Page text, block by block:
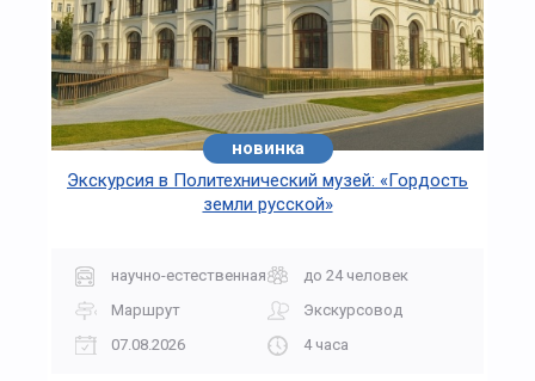
новинка
Экскурсия в Политехнический музей: «Гордость
земли русской»
научно-естественная
до 24 человек
Маршрут
Экскурсовод
07.08.2026
4 часа